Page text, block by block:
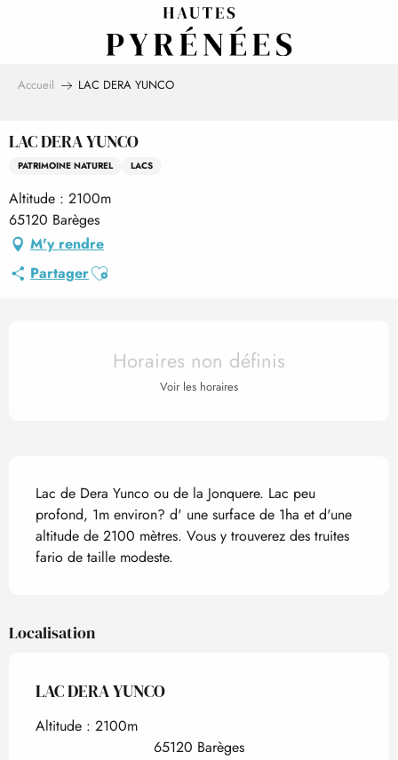
Accueil LAC DERA YUNCO
LAC DERA YUNCO
PATRIMOINE NATUREL LACS
Altitude : 2100m
65120 Barèges
M'y rendre
PartagerAjouter aux favoris
Ouverture et coordonnées
Horaires non définis
Voir les horaires
Description
Lac de Dera Yunco ou de la Jonquere. Lac peu
profond, 1m environ? d' une surface de 1ha et d'une
altitude de 2100 mètres. Vous y trouverez des truites
fario de taille modeste.
Localisation
LAC DERA YUNCO
Altitude : 2100m
65120 Barèges